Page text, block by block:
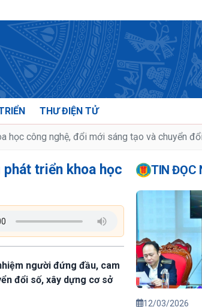
THƯ ĐIỆN TỬ
học công nghệ, đổi mới sáng tạo và chuyển
triển khoa học
người đứng đầu, cam
đổi số, xây dựng cơ sở
TIN ĐỌC
12/03/2026